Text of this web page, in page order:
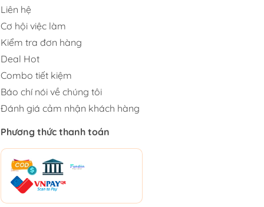
Liên hệ
Cơ hội việc làm
Kiểm tra đơn hàng
Deal Hot
Combo tiết kiệm
Báo chí nói về chúng tôi
Đánh giá cảm nhận khách hàng
Phương thức thanh toán